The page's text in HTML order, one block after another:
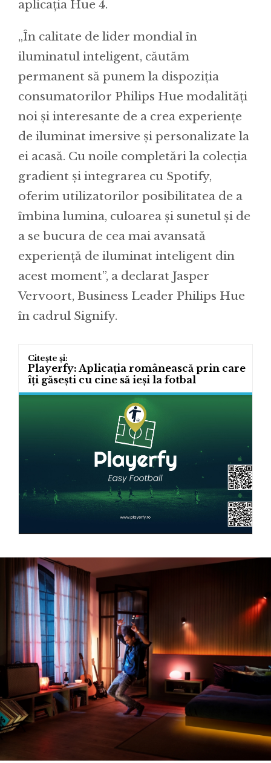
aplicația Hue 4.
„În calitate de lider mondial în
iluminatul inteligent, căutăm
permanent să punem la dispoziția
consumatorilor Philips Hue modalități
noi și interesante de a crea experiențe
de iluminat imersive și personalizate la
ei acasă. Cu noile completări la colecția
gradient și integrarea cu Spotify,
oferim utilizatorilor posibilitatea de a
îmbina lumina, culoarea și sunetul și de
a se bucura de cea mai avansată
experiență de iluminat inteligent din
acest moment”, a declarat Jasper
Vervoort, Business Leader Philips Hue
în cadrul Signify.
Playerfy: Aplicația românească prin care
îți găsești cu cine să ieși la fotbal